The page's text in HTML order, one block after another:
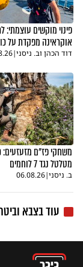
פינוי מוקשים עוצמתי:
אוקראינה מפקדת על
דוד הכהן וב. ניסני|
משחקי פז"ם מזעזעים:
מטלטל נגד 7 לוחמים
ב. ניסני|
06.08.26
עוד בצבא